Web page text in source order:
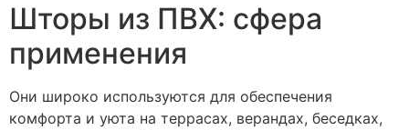
Шторы из ПВХ: сфера
применения
Они широко используются для обеспечения
комфорта и уюта на террасах, верандах, беседках,